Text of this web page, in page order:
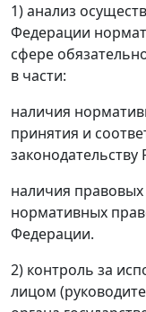
1) анализ
Федерации
сфере
в части:
наличия
принятия и
наличия
нормативных
Федерации.
2) контроль за
лицом